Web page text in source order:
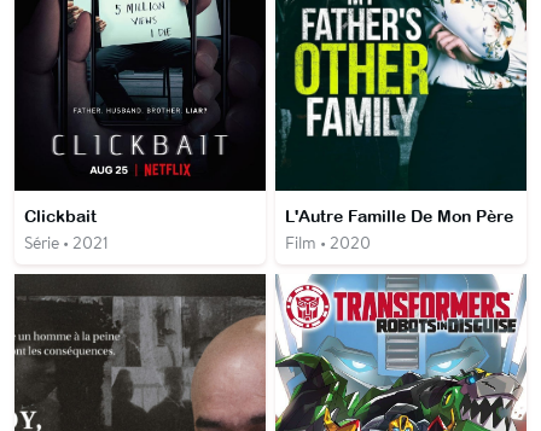
Clickbait
Série • 2021
L'Autre Famille De Mon Père
Film • 2020